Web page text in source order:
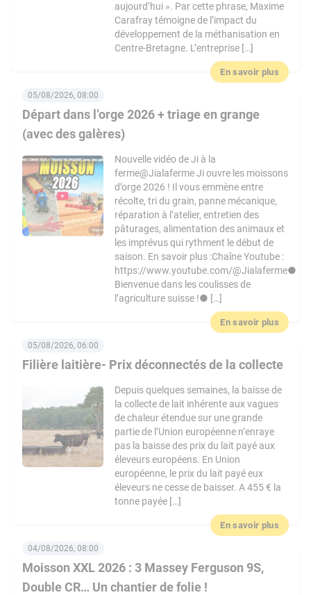
aujourd’hui ». Par cette phrase, Maxime
Carafray témoigne de l’impact du
développement de la méthanisation en
Centre-Bretagne. L’entreprise […]
En savoir plus
Départ dans l’orge 2026 + triage en grange
(avec des galères)
05/08/2026, 08:00
Nouvelle vidéo de Ji à la
ferme@Jialaferme Ji ouvre les moissons
d’orge 2026 ! Il vous emmène entre
récolte, tri du grain, panne mécanique,
réparation à l’atelier, entretien des
pâturages, alimentation des animaux et
les imprévus qui rythment le début de
saison. En savoir plus :Chaîne Youtube :
https://www.youtube.com/@Jialaferme●
Bienvenue dans les coulisses de
l’agriculture suisse !● […]
En savoir plus
Filière laitière- Prix déconnectés de la collecte
05/08/2026, 06:00
Depuis quelques semaines, la baisse de
la collecte de lait inhérente aux vagues
de chaleur étendue sur une grande
partie de l’Union européenne n’enraye
pas la baisse des prix du lait payé aux
éleveurs européens. En Union
européenne, le prix du lait payé eux
éleveurs ne cesse de baisser. A 455 € la
tonne payée […]
En savoir plus
Moisson XXL 2026 : 3 Massey Ferguson 9S,
Double CR… Un chantier de folie !
04/08/2026, 08:00